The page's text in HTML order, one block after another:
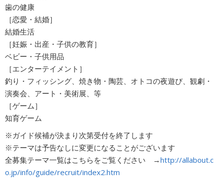
歯の健康
［恋愛・結婚］
結婚生活
［妊娠・出産・子供の教育］
ベビー・子供用品
［エンターテイメント］
釣り・フィッシング、焼き物・陶芸、オトコの夜遊び、観劇・
演奏会、アート・美術展、等
［ゲーム］
知育ゲーム
※ガイド候補が決まり次第受付を終了します
※テーマは予告なしに変更になることがございます
全募集テーマ一覧はこちらをご覧ください →http://allabout.c
o.jp/info/guide/recruit/index2.htm